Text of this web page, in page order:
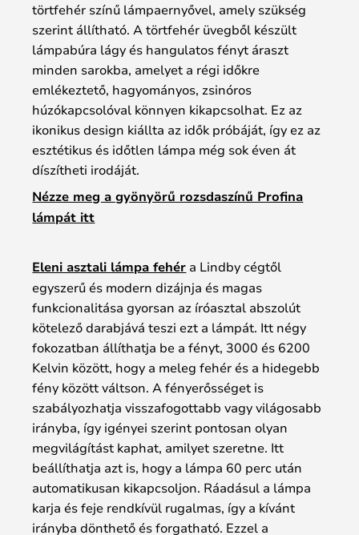
törtfehér színű lámpaernyővel, amely szükség
szerint állítható. A törtfehér üvegből készült
lámpabúra lágy és hangulatos fényt áraszt
minden sarokba, amelyet a régi időkre
emlékeztető, hagyományos, zsinóros
húzókapcsolóval könnyen kikapcsolhat. Ez az
ikonikus design kiállta az idők próbáját, így ez az
esztétikus és időtlen lámpa még sok éven át
díszítheti irodáját.
Nézze meg a gyönyörű rozsdaszínű Profina
lámpát itt
Eleni asztali lámpa fehér a Lindby cégtől
egyszerű és modern dizájnja és magas
funkcionalitása gyorsan az íróasztal abszolút
kötelező darabjává teszi ezt a lámpát. Itt négy
fokozatban állíthatja be a fényt, 3000 és 6200
Kelvin között, hogy a meleg fehér és a hidegebb
fény között váltson. A fényerősséget is
szabályozhatja visszafogottabb vagy világosabb
irányba, így igényei szerint pontosan olyan
megvilágítást kaphat, amilyet szeretne. Itt
beállíthatja azt is, hogy a lámpa 60 perc után
automatikusan kikapcsoljon. Ráadásul a lámpa
karja és feje rendkívül rugalmas, így a kívánt
irányba dönthető és forgatható. Ezzel a